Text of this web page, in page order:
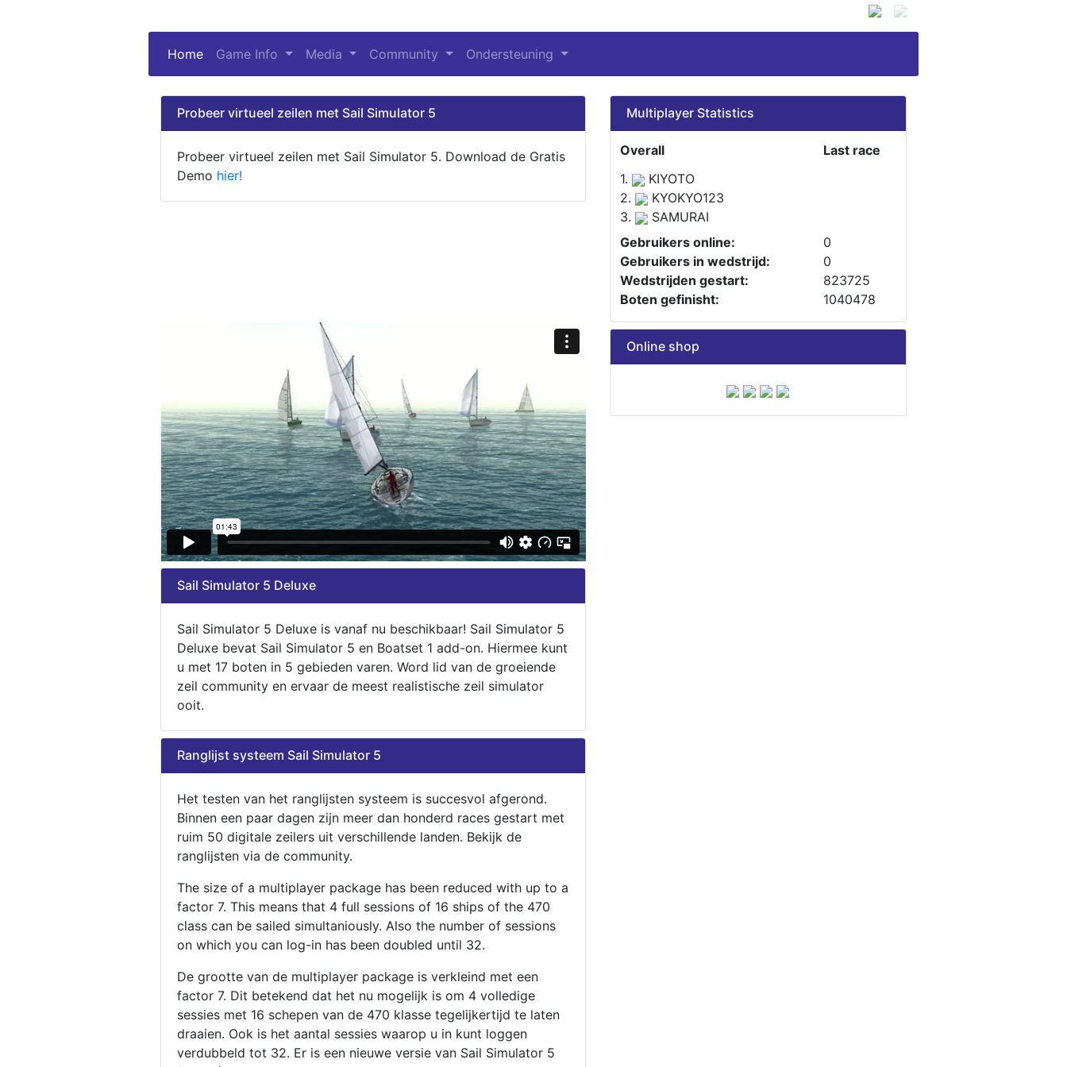
Home (current)
Game Info Media Community Ondersteuning
Probeer virtueel zeilen met Sail Simulator 5
Probeer virtueel zeilen met Sail Simulator 5. Download de Gratis
Demo hier!
Multiplayer Statistics
Overall
Last race
1.
KIYOTO
2.
KYOKYO123
3.
SAMURAI
Gebruikers online:
0
Gebruikers in wedstrijd:
0
Wedstrijden gestart:
823725
Boten gefinisht:
1040478
Sail Simulator 5 Deluxe
Sail Simulator 5 Deluxe is vanaf nu beschikbaar! Sail Simulator 5
Deluxe bevat Sail Simulator 5 en Boatset 1 add-on. Hiermee kunt
u met 17 boten in 5 gebieden varen. Word lid van de groeiende
zeil community en ervaar de meest realistische zeil simulator
ooit.
Ranglijst systeem Sail Simulator 5
Het testen van het ranglijsten systeem is succesvol afgerond.
Binnen een paar dagen zijn meer dan honderd races gestart met
ruim 50 digitale zeilers uit verschillende landen. Bekijk de
ranglijsten via de community.
The size of a multiplayer package has been reduced with up to a
factor 7. This means that 4 full sessions of 16 ships of the 470
class can be sailed simultaniously. Also the number of sessions
on which you can log-in has been doubled until 32.
De grootte van de multiplayer package is verkleind met een
factor 7. Dit betekend dat het nu mogelijk is om 4 volledige
sessies met 16 schepen van de 470 klasse tegelijkertijd te laten
draaien. Ook is het aantal sessies waarop u in kunt loggen
verdubbeld tot 32. Er is een nieuwe versie van Sail Simulator 5
Online shop